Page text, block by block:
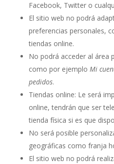
Facebook, Twitter o
El sitio web no podrá
preferencias personales,
tiendas online.
No podrá acceder al área
como por ejemplo Mi
pedidos.
Tiendas online: Le será
online, tendrán que ser
tienda física si es que
No será posible
geográficas como franja
El sitio web no podrá